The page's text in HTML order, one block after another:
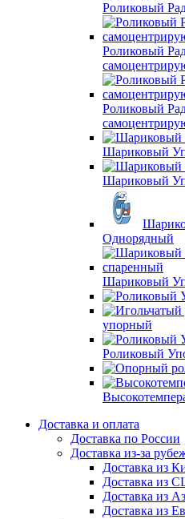
Роликовый
Роликовый
Роликовый
Шариковый
Шариковый
Однорядный
Шариковый
упорный
Роликовый
Доставка и оплата
Доставка по России
Доставка из-за
Доставка из
Доставка из
Доставка из
Доставка из